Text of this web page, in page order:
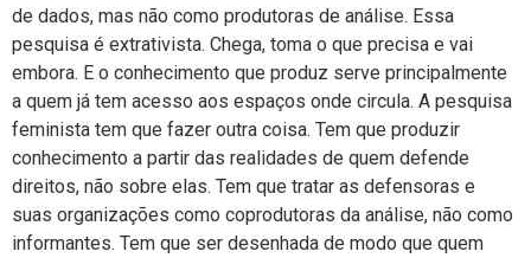
de dados, mas não como produtoras de análise. Essa
pesquisa é extrativista. Chega, toma o que precisa e vai
embora. E o conhecimento que produz serve principalmente
a quem já tem acesso aos espaços onde circula. A pesquisa
feminista tem que fazer outra coisa. Tem que produzir
conhecimento a partir das realidades de quem defende
direitos, não sobre elas. Tem que tratar as defensoras e
suas organizações como coprodutoras da análise, não como
informantes. Tem que ser desenhada de modo que quem